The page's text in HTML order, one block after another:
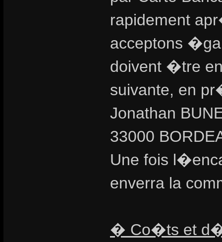
rapidement
acceptons
doivent �tre
suivante, en
Jonathan
33000
Une fois
enverra la
� Co�ts et